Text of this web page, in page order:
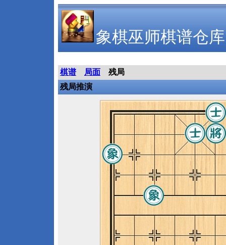
象棋巫师棋谱仓库
棋谱 局面
残局
残局推演